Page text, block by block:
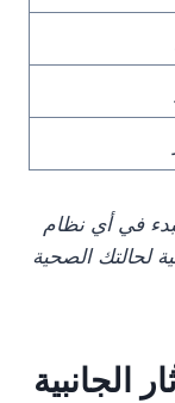
في أي نظام
لحالتك الصحية
الجانبية